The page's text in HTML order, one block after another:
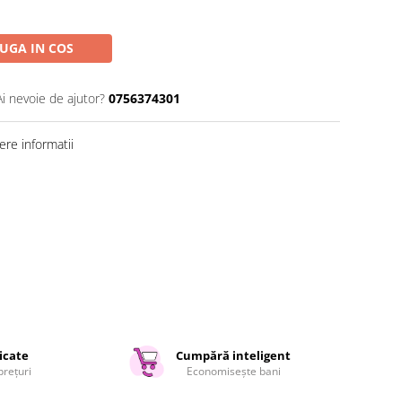
IN COS
nevoie de ajutor? 0756374301
informatii
Cumpără inteligent
Economisește bani